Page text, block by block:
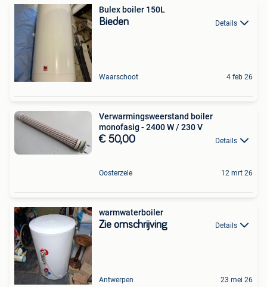
Bulex boiler 150L
Bieden Details
Waarschoot 4 feb 26
Verwarmingsweerstand boiler
monofasig - 2400 W / 230 V
€ 50,00 Details
Oosterzele 12 mrt 26
warmwaterboiler
Zie omschrijving Details
Antwerpen 23 mei 26